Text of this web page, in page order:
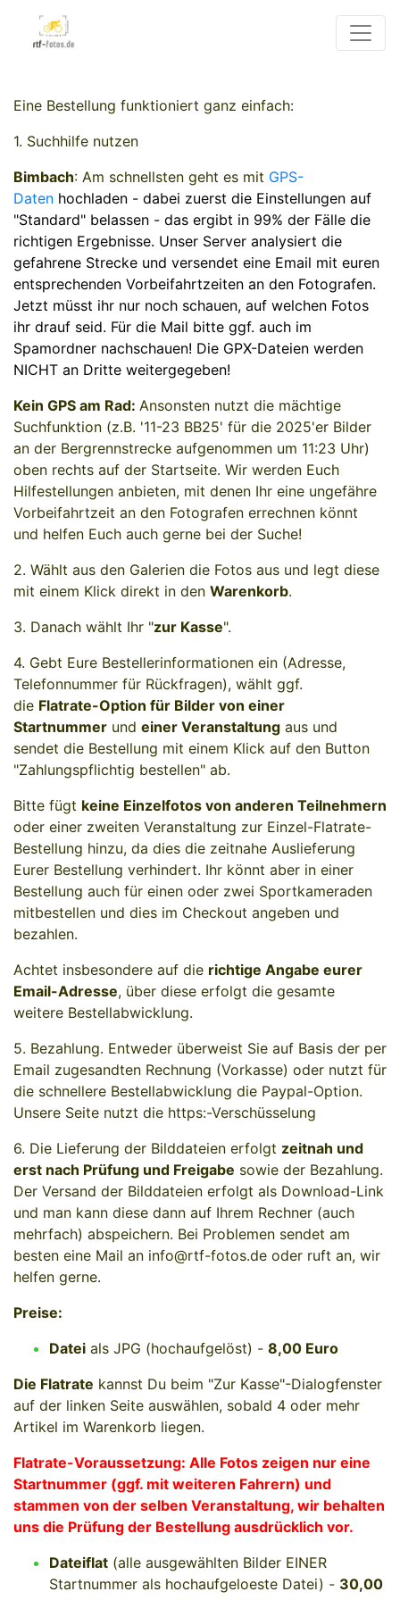
Eine Bestellung funktioniert ganz einfach:
1. Suchhilfe nutzen
Bimbach: Am schnellsten geht es mit GPS-
Daten hochladen - dabei zuerst die Einstellungen auf
"Standard" belassen - das ergibt in 99% der Fälle die
richtigen Ergebnisse. Unser Server analysiert die
gefahrene Strecke und versendet eine Email mit euren
entsprechenden Vorbeifahrtzeiten an den Fotografen.
Jetzt müsst ihr nur noch schauen, auf welchen Fotos
ihr drauf seid. Für die Mail bitte ggf. auch im
Spamordner nachschauen! Die GPX-Dateien werden
NICHT an Dritte weitergegeben!
Kein GPS am Rad: Ansonsten nutzt die mächtige
Suchfunktion (z.B. '11-23 BB25' für die 2025'er Bilder
an der Bergrennstrecke aufgenommen um 11:23 Uhr)
oben rechts auf der Startseite. Wir werden Euch
Hilfestellungen anbieten, mit denen Ihr eine ungefähre
Vorbeifahrtzeit an den Fotografen errechnen könnt
und helfen Euch auch gerne bei der Suche!
2. Wählt aus den Galerien die Fotos aus und legt diese
mit einem Klick direkt in den Warenkorb.
3. Danach wählt Ihr "zur Kasse".
4. Gebt Eure Bestellerinformationen ein (Adresse,
Telefonnummer für Rückfragen), wählt ggf.
die Flatrate-Option für Bilder von einer
Startnummer und einer Veranstaltung aus und
sendet die Bestellung mit einem Klick auf den Button
"Zahlungspflichtig bestellen" ab.
Bitte fügt keine Einzelfotos von anderen Teilnehmern
oder einer zweiten Veranstaltung zur Einzel-Flatrate-
Bestellung hinzu, da dies die zeitnahe Auslieferung
Eurer Bestellung verhindert. Ihr könnt aber in einer
Bestellung auch für einen oder zwei Sportkameraden
mitbestellen und dies im Checkout angeben und
bezahlen.
Achtet insbesondere auf die richtige Angabe eurer
Email-Adresse, über diese erfolgt die gesamte
weitere Bestellabwicklung.
5. Bezahlung. Entweder überweist Sie auf Basis der per
Email zugesandten Rechnung (Vorkasse) oder nutzt für
die schnellere Bestellabwicklung die Paypal-Option.
Unsere Seite nutzt die https:-Verschüsselung
6. Die Lieferung der Bilddateien erfolgt zeitnah und
erst nach Prüfung und Freigabe sowie der Bezahlung.
Der Versand der Bilddateien erfolgt als Download-Link
und man kann diese dann auf Ihrem Rechner (auch
mehrfach) abspeichern. Bei Problemen sendet am
besten eine Mail an info@rtf-fotos.de oder ruft an, wir
helfen gerne.
Preise:
Datei als JPG (hochaufgelöst) - 8,00 Euro
Die Flatrate kannst Du beim "Zur Kasse"-Dialogfenster
auf der linken Seite auswählen, sobald 4 oder mehr
Artikel im Warenkorb liegen.
Flatrate-Voraussetzung: Alle Fotos zeigen nur eine
Startnummer (ggf. mit weiteren Fahrern) und
stammen von der selben Veranstaltung, wir behalten
uns die Prüfung der Bestellung ausdrücklich vor.
Dateiflat (alle ausgewählten Bilder EINER
Startnummer als hochaufgeloeste Datei) - 30,00